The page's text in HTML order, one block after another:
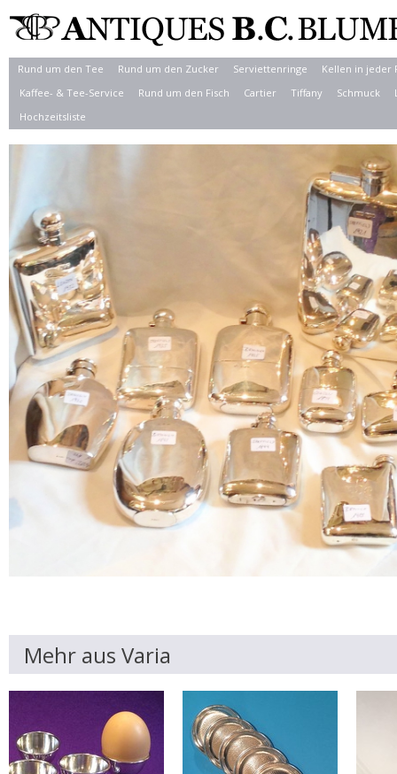
Rund um den Tee Rund um den Zucker Serviettenringe
Kellen in jeder
Kaffee- & Tee-Service
Rund um den Fisch Cartier Tiffany Schmuck
Hochzeitsliste
Mehr aus Varia